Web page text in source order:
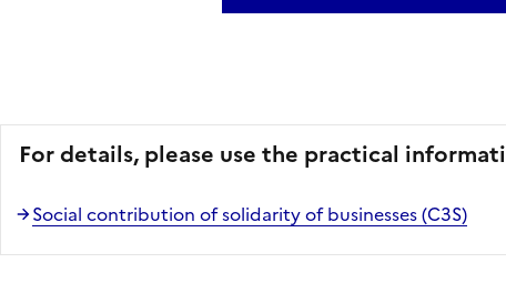
For details, please use the practical
Social contribution of solidarity of businesses (C3S)